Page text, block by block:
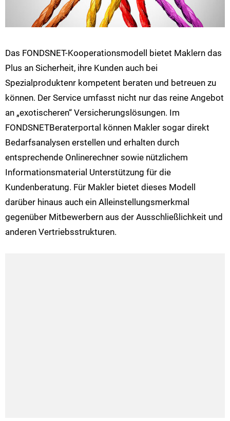
Das FONDSNET-Kooperationsmodell bietet Maklern das
Plus an Sicherheit, ihre Kunden auch bei
Spezialproduktenr kompetent beraten und betreuen zu
können. Der Service umfasst nicht nur das reine Angebot
an „exotischeren“ Versicherungslösungen. Im
FONDSNETBeraterportal können Makler sogar direkt
Bedarfsanalysen erstellen und erhalten durch
entsprechende Onlinerechner sowie nützlichem
Informationsmaterial Unterstützung für die
Kundenberatung. Für Makler bietet dieses Modell
darüber hinaus auch ein Alleinstellungsmerkmal
gegenüber Mitbewerbern aus der Ausschließlichkeit und
anderen Vertriebsstrukturen.